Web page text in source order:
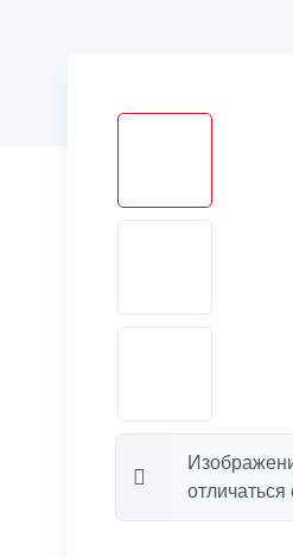
отличаться